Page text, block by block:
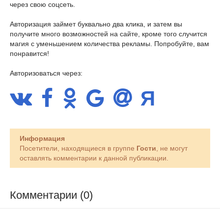
через свою соцсеть.
Авторизация займет буквально два клика, и затем вы
получите много возможностей на сайте, кроме того случится
магия с уменьшением количества рекламы. Попробуйте, вам
понравится!
Авторизоваться через:
Информация
Посетители, находящиеся в группе Гости , не могут
оставлять комментарии к данной публикации.
Комментарии (0)